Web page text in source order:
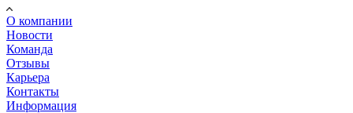
О компании
Новости
Команда
Отзывы
Карьера
Контакты
Информация